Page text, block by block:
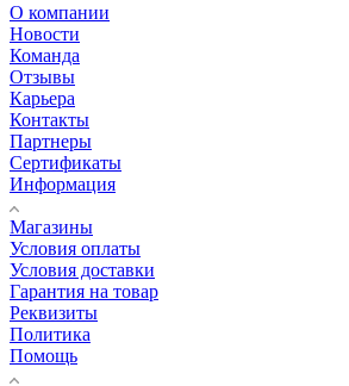
О компании
Новости
Команда
Отзывы
Карьера
Контакты
Партнеры
Сертификаты
Информация
Магазины
Условия оплаты
Условия доставки
Гарантия на товар
Реквизиты
Политика
Помощь